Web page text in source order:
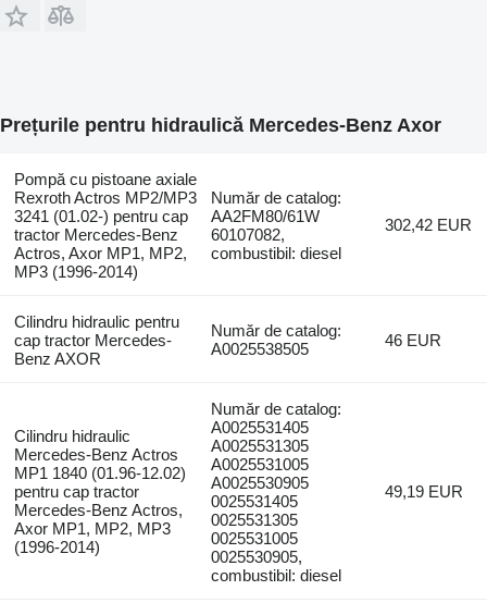
Prețurile pentru hidraulică Mercedes-Benz Axor
Pompă cu pistoane axiale
Rexroth Actros MP2/MP3
3241 (01.02-) pentru cap
tractor Mercedes-Benz
Actros, Axor MP1, MP2,
MP3 (1996-2014)
Număr de catalog:
AA2FM80/61W
60107082,
combustibil: diesel
302,42 EUR
Cilindru hidraulic pentru
cap tractor Mercedes-
Benz AXOR
Număr de catalog:
A0025538505
46 EUR
Cilindru hidraulic
Mercedes-Benz Actros
MP1 1840 (01.96-12.02)
pentru cap tractor
Mercedes-Benz Actros,
Axor MP1, MP2, MP3
(1996-2014)
Număr de catalog:
A0025531405
A0025531305
A0025531005
A0025530905
0025531405
0025531305
0025531005
0025530905,
combustibil: diesel
49,19 EUR